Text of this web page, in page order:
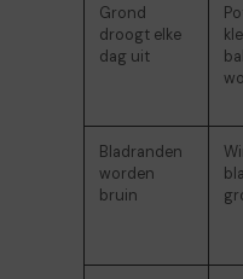
Grond
droogt elke
dag uit
Bladranden
worden
bruin